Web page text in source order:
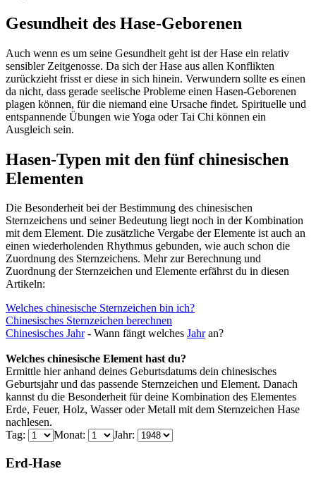
Gesundheit des Hase-Geborenen
Auch wenn es um seine Gesundheit geht ist der Hase ein relativ
sensibler Zeitgenosse. Da sich der Hase aus allen Konflikten
zurückzieht frisst er diese in sich hinein. Verwundern sollte es einen
da nicht, dass gerade seelische Probleme einen Hasen-Geborenen
plagen können, für die niemand eine Ursache findet. Spirituelle und
entspannende Übungen wie Yoga oder Tai Chi können ein
Ausgleich sein.
Hasen-Typen mit den fünf chinesischen
Elementen
Die Besonderheit bei der Bestimmung des chinesischen
Sternzeichens und seiner Bedeutung liegt noch in der Kombination
mit dem Element. Die zusätzliche Vergabe der Elemente ist auch an
einen wiederholenden Rhythmus gebunden, wie auch schon die
Zuordnung des Sternzeichens. Mehr zur Berechnung und
Zuordnung der Sternzeichen und Elemente erfährst du in diesen
Artikeln:
Welches chinesische Sternzeichen bin ich?
Chinesisches Sternzeichen berechnen
Chinesisches Jahr- Wann fängt welches Jahran?
Welches chinesische Element hast du?
Ermittle hier anhand deines Geburtsdatums dein chinesisches
Geburtsjahr und das passende Sternzeichen und Element. Danach
kannst du die Besonderheit für deine Kombination des Elementes
Erde, Feuer, Holz, Wasser oder Metall mit dem Sternzeichen Hase
nachlesen.
Tag:
Monat: Jahr:
Erd-Hase